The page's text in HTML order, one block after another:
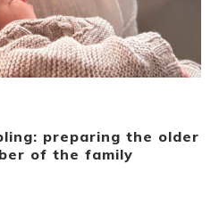
preparing the older
of the family